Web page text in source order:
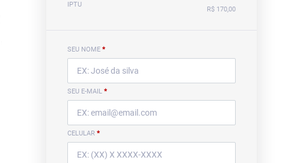
IPTU
R$ 170,00
SEU NOME *
SEU E-MAIL *
CELULAR *